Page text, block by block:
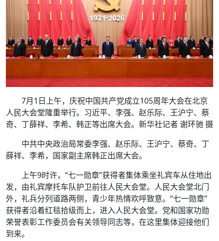
7月1日上午，庆祝中国共产党成立105周年大会在北京
人民大会堂隆重举行。习近平、李强、赵乐际、王沪宁、蔡
奇、丁薛祥、李希、韩正等出席大会。新华社记者 谢环驰 摄
中共中央政治局常委李强、赵乐际、王沪宁、蔡奇、丁
薛祥、李希，国家副主席韩正出席大会。
上午9时许，“七一勋章”获得者集体乘坐礼宾车从住地出
发，由礼宾摩托车队护卫前往人民大会堂。人民大会堂北门
外，礼兵分列道路两侧，青少年热情欢呼致意。“七一勋章”
获得者沿着红毯拾级而上，进入人民大会堂。党和国家功勋
荣誉表彰工作委员会有关领导同志等，在这里集体迎接他们
到来。